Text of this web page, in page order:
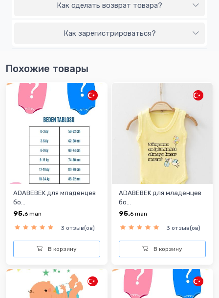
Как сделать возврат товара?
Как зарегистрироваться?
Похожие товары
ADABEBEK для младенцев
бо...
95.6 man
3 отзыв(ов)
В корзину
ADABEBEK для младенцев
бо...
95.6 man
3 отзыв(ов)
В корзину